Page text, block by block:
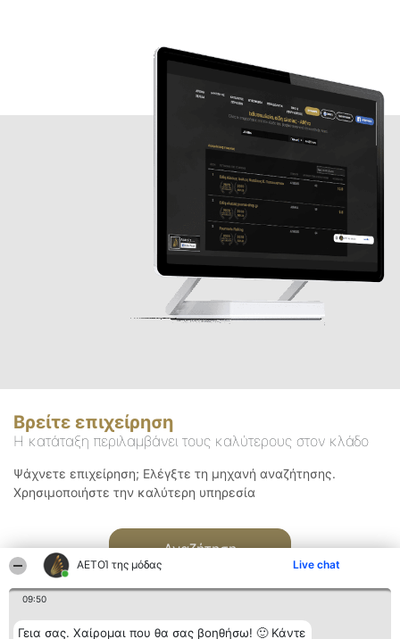
ΑΕΤΟΊ της μόδας Live chat
09:50
Γεια σας. Χαίρομαι που θα σας βοηθήσω! 🙂 Κάντε
Βρείτε επιχείρηση
Η κατάταξη περιλαμβάνει τους καλύτερους στον κλάδο
Ψάχνετε επιχείρηση; Ελέγξτε τη μηχανή αναζήτησης.
Χρησιμοποιήστε την καλύτερη υπηρεσία
Αναζήτηση